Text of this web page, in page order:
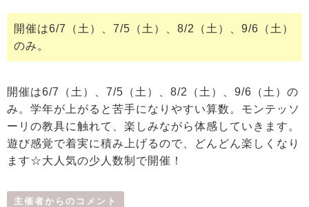
開催は6/7（土）、7/5（土）、8/2（土）、9/6（土）
のみ。
開催は6/7（土）、7/5（土）、8/2（土）、9/6（土）の
み。学年が上がると苦手になりやすい算数。モンテッソ
ーリの教具に触れて、楽しみながら体感していきます。
遊び感覚で着実に積み上げるので、どんどん楽しくなり
ます☆大人気の少人数制で開催！
主催者からのコメント